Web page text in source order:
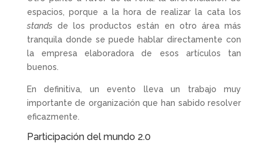
espacios, porque a la hora de realizar la cata los
standsde los productos están en otro área más
tranquila donde se puede hablar directamente con
la empresa elaboradora de esos artículos tan
buenos.
En definitiva, un evento lleva un trabajo muy
importante de organización que han sabido resolver
eficazmente.
Participación del mundo 2.0